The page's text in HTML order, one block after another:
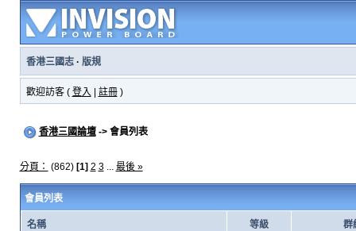
香港三國志· 版規
歡迎訪客 ( 登入 註冊)
香港三國論壇-> 會員列表
分頁： (862) [1] 2 3... 最後 »
會員列表
名稱 等級 群